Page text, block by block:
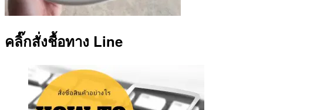
คลิ๊กสั่งชื้อทาง Line